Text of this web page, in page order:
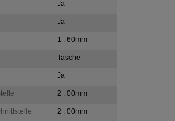
Ja
Ja
1 . 60mm
Tasche
Ja
2 . 00mm
2 . 00mm